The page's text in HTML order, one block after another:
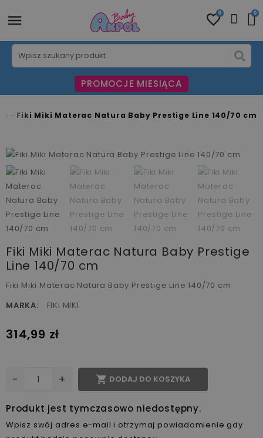
0 0
PROMOCJE MIESIĄCA
Fiki Miki Materac Natura Baby Prestige Line 140/70 cm
Fiki Miki Materac Natura Baby Prestige
Line 140/70 cm
Fiki Miki Materac Natura Baby Prestige Line 140/70 cm
MARKA:
FIKI MIKI
314,99 zł
- +  DODAJ DO KOSZYKA
Produkt jest tymczasowo niedostępny.
Wpisz swój adres e-mail i otrzymaj powiadomienie gdy